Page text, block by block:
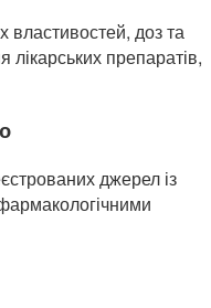
властивостей, доз та
препаратів,
джерел із